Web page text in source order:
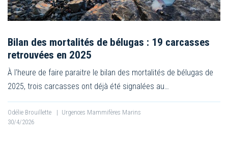
Bilan des mortalités de bélugas : 19 carcasses
retrouvées en 2025
À l'heure de faire paraitre le bilan des mortalités de bélugas de
2025, trois carcasses ont déjà été signalées au…
Odélie Brouillette | Urgences Mammifères Marins
30/4/2026